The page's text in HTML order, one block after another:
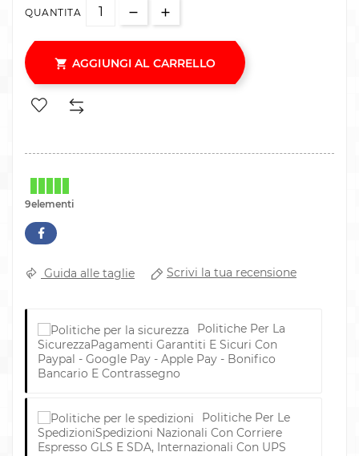
QUANTITA
 AGGIUNGI AL CARRELLO
9elementi
Guida alle taglie Scrivi la tua recensione
Politiche Per La
SicurezzaPagamenti Garantiti E Sicuri Con
Paypal - Google Pay - Apple Pay - Bonifico
Bancario E Contrassegno
Politiche Per Le
SpedizioniSpedizioni Nazionali Con Corriere
Espresso GLS E SDA, Internazionali Con UPS